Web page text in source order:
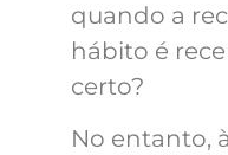
quando a
hábito é
certo?
No entanto,